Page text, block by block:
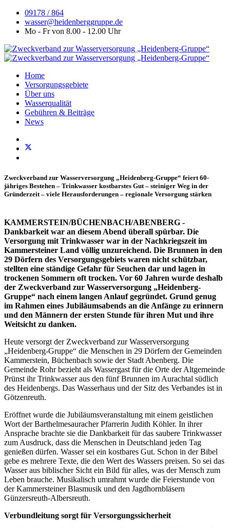
09178 / 864
wasser@heidenberggruppe.de
Mo - Fr von 8.00 - 12.00 Uhr
Home
Versorgungsgebiete
Über uns
Wasserqualität
Gebühren & Beiträge
News
Zweckverband zur Wasserversorgung „Heidenberg-Gruppe“ feiert 60-
jähriges Bestehen – Trinkwasser kostbarstes Gut – steiniger Weg in der
Gründerzeit – viele Herausforderungen – regionale Versorgung stärken
KAMMERSTEIN/BÜCHENBACH/ABENBERG -
Dankbarkeit war an diesem Abend überall spürbar. Die
Versorgung mit Trinkwasser war in der Nachkriegszeit im
Kammersteiner Land völlig unzureichend. Die Brunnen in den
29 Dörfern des Versorgungsgebiets waren nicht schützbar,
stellten eine ständige Gefahr für Seuchen dar und lagen in
trockenen Sommern oft trocken. Vor 60 Jahren wurde deshalb
der Zweckverband zur Wasserversorgung „Heidenberg-
Gruppe“ nach einem langen Anlauf gegründet. Grund genug
im Rahmen eines Jubiläumsabends an die Anfänge zu erinnern
und den Männern der ersten Stunde für ihren Mut und ihre
Weitsicht zu danken.
Heute versorgt der Zweckverband zur Wasserversorgung
„Heidenberg-Gruppe“ die Menschen in 29 Dörfern der Gemeinden
Kammerstein, Büchenbach sowie der Stadt Abenberg. Die
Gemeinde Rohr bezieht als Wassergast für die Orte der Altgemeinde
Prünst ihr Trinkwasser aus den fünf Brunnen im Aurachtal südlich
des Heidenbergs. Das Wasserhaus und der Sitz des Verbandes ist in
Götzenreuth.
Eröffnet wurde die Jubiläumsveranstaltung mit einem geistlichen
Wort der Barthelmesauracher Pfarrerin Judith Köhler. In ihrer
Ansprache brachte sie die Dankbarkeit für das saubere Trinkwasser
zum Ausdruck, dass die Menschen in Deutschland jeden Tag
genießen dürfen. Wasser sei ein kostbares Gut. Schon in der Bibel
gebe es mehrere Texte, die den Wert des Wassers preisen. So sei das
Wasser aus biblischer Sicht ein Bild für alles, was der Mensch zum
Leben brauche. Musikalisch umrahmt wurde die Feierstunde von
der Kammersteiner Blasmusik und den Jagdhornbläsern
Günzersreuth-Albersreuth.
Verbundleitung sorgt für Versorgungssicherheit